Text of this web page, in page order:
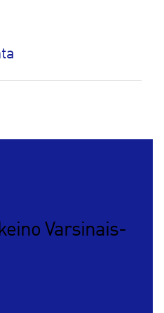
Varsinais-